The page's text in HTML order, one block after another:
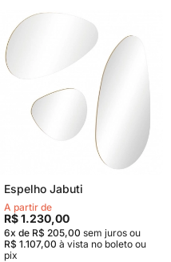
Espelho Jabuti
A partir de
R$ 1.230,00
6x de R$ 205,00 sem juros ou
R$ 1.107,00 à vista no boleto ou
pix